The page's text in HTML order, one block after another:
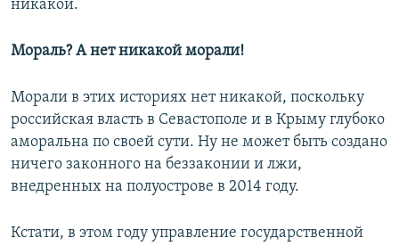
никакой.
Мораль? А нет никакой морали!
Морали в этих историях нет никакой, поскольку
российская власть в Севастополе и в Крыму глубоко
аморальна по своей сути. Ну не может быть создано
ничего законного на беззаконии и лжи,
внедренных на полуострове в 2014 году.
Кстати, в этом году управление государственной